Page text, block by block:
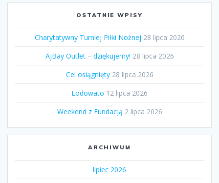
OSTATNIE WPISY
Charytatywny Turniej Piłki Nożnej 28 lipca 2026
AjBay Outlet – dziękujemy! 28 lipca 2026
Cel osiągnięty 28 lipca 2026
Lodowato 12 lipca 2026
Weekend z Fundacją 2 lipca 2026
ARCHIWUM
lipiec 2026